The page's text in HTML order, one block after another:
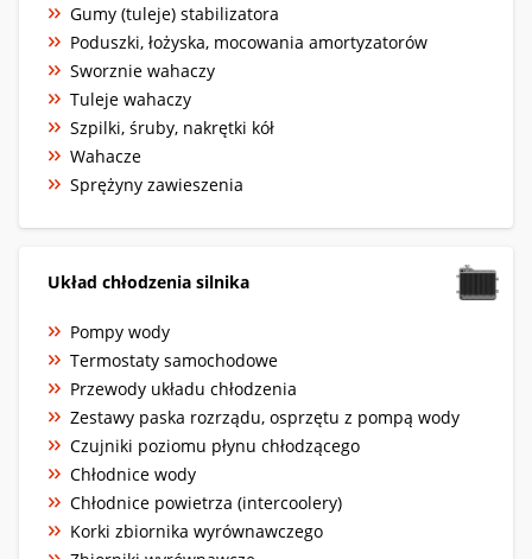
Gumy (tuleje) stabilizatora
Poduszki, łożyska, mocowania amortyzatorów
Sworznie wahaczy
Tuleje wahaczy
Szpilki, śruby, nakrętki kół
Wahacze
Sprężyny zawieszenia
Układ chłodzenia silnika
Pompy wody
Termostaty samochodowe
Przewody układu chłodzenia
Zestawy paska rozrządu, osprzętu z pompą wody
Czujniki poziomu płynu chłodzącego
Chłodnice wody
Chłodnice powietrza (intercoolery)
Korki zbiornika wyrównawczego